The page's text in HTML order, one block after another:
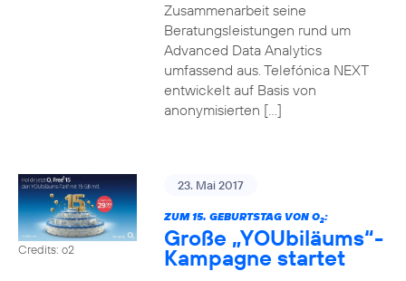
Zusammenarbeit seine
Beratungsleistungen rund um
Advanced Data Analytics
umfassend aus. Telefónica NEXT
entwickelt auf Basis von
anonymisierten […]
Credits: o2
23. Mai 2017
ZUM 15. GEBURTSTAG VON O2:
Große „YOUbiläums“-
Kampagne startet